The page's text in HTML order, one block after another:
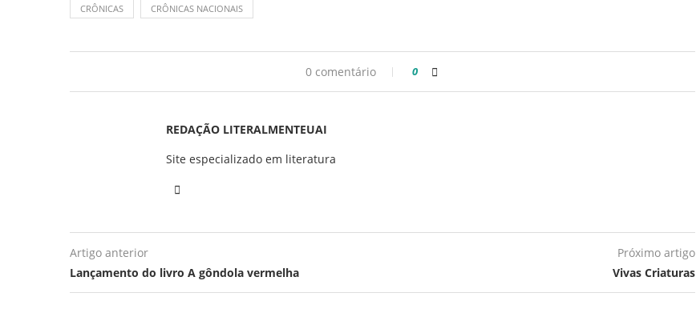
CRÔNICAS CRÔNICAS NACIONAIS
0 comentário 0
REDAÇÃO LITERALMENTEUAI
Site especializado em literatura
Artigo anterior
Lançamento do livro A gôndola vermelha
Próximo artigo
Vivas Criaturas